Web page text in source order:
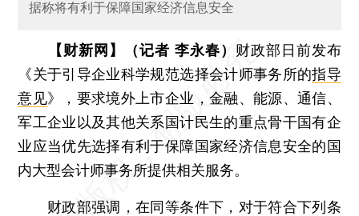
据称将有利于保障国家经济信息安全
【财新网】（记者 李永春） 财政部日前发布
《关于引导企业科学规范选择会计师事务所的指导
意见》，要求境外上市企业，金融、能源、通信、
军工企业以及其他关系国计民生的重点骨干国有企
业应当优先选择有利于保障国家经济信息安全的国
内大型会计师事务所提供相关服务。
财政部强调，在同等条件下，对于符合下列条